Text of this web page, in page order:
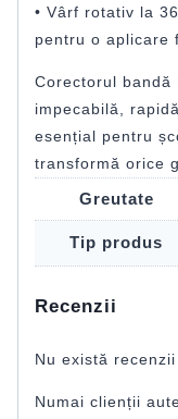
• Vârf rotativ la
pentru o aplicare
Corectorul bandă
impecabilă,
esențial pentru
transformă orice
Greutate
Tip produs
Recenzii
Nu există
Numai clienții